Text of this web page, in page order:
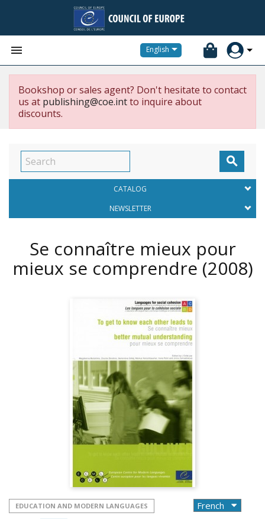
 English
Bookshop or sales agent? Don't hesitate to contact
us at publishing@coe.intto inquire about
discounts.

CATALOG
NEWSLETTER
Se connaître mieux pour
mieux se comprendre (2008)
EDUCATION AND MODERN LANGUAGES